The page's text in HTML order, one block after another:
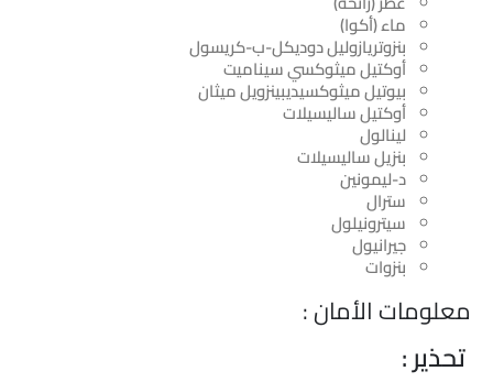
ماء (أكوا)
بنزوتريازوليل دوديكل-ب-كريسول
أوكتيل ميثوكسي سيناميت
بيوتيل ميثوكسيديبينزويل ميثان
أوكتيل ساليسيلات
لينالول
بنزيل ساليسيلات
د-ليمونين
سترال
سيترونيلول
جيرانيول
بنزوات
معلومات الأمان :
تحذير :